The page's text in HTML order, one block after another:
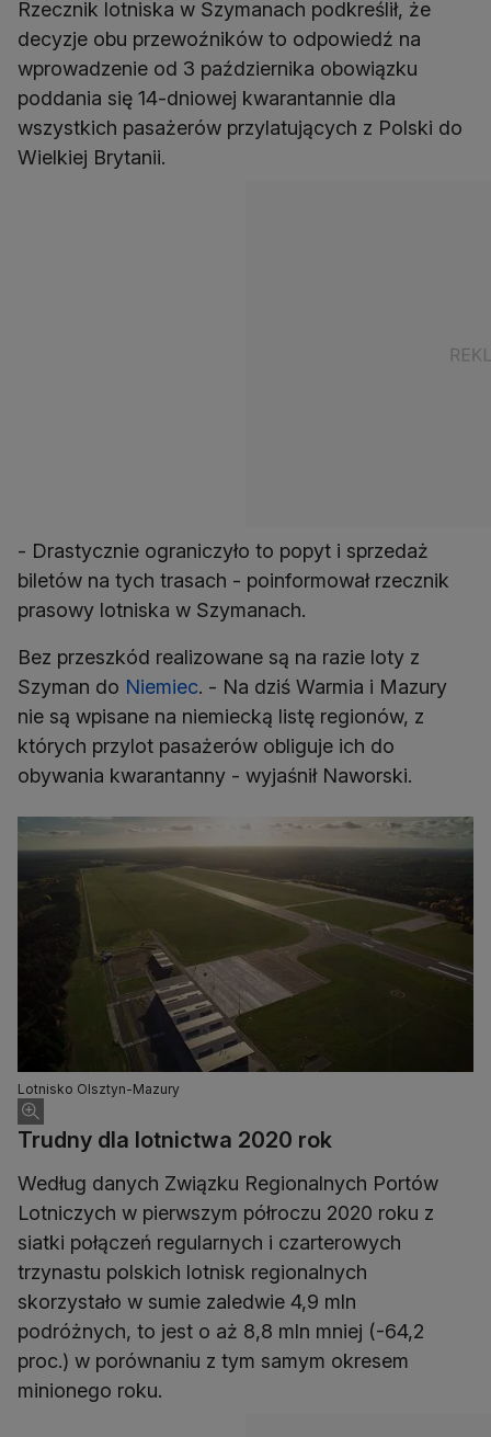
Rzecznik lotniska w Szymanach podkreślił, że
decyzje obu przewoźników to odpowiedź na
wprowadzenie od 3 października obowiązku
poddania się 14-dniowej kwarantannie dla
wszystkich pasażerów przylatujących z Polski do
- Drastycznie ograniczyło to popyt i sprzedaż
biletów na tych trasach - poinformował rzecznik
prasowy lotniska w Szymanach.
Bez przeszkód realizowane są na razie loty z
Szyman do Niemiec. - Na dziś Warmia i Mazury
nie są wpisane na niemiecką listę regionów, z
których przylot pasażerów obliguje ich do
obywania kwarantanny - wyjaśnił Naworski.
Lotnisko Olsztyn-Mazury
Trudny dla lotnictwa 2020 rok
Według danych Związku Regionalnych Portów
Lotniczych w pierwszym półroczu 2020 roku z
siatki połączeń regularnych i czarterowych
trzynastu polskich lotnisk regionalnych
skorzystało w sumie zaledwie 4,9 mln
podróżnych, to jest o aż 8,8 mln mniej (-64,2
proc.) w porównaniu z tym samym okresem
minionego roku.